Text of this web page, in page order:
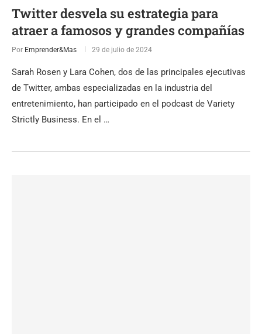
Twitter desvela su estrategia para
atraer a famosos y grandes compañías
Por Emprender&Mas 29 de julio de 2024
Sarah Rosen y Lara Cohen, dos de las principales ejecutivas
de Twitter, ambas especializadas en la industria del
entretenimiento, han participado en el podcast de Variety
Strictly Business. En el …